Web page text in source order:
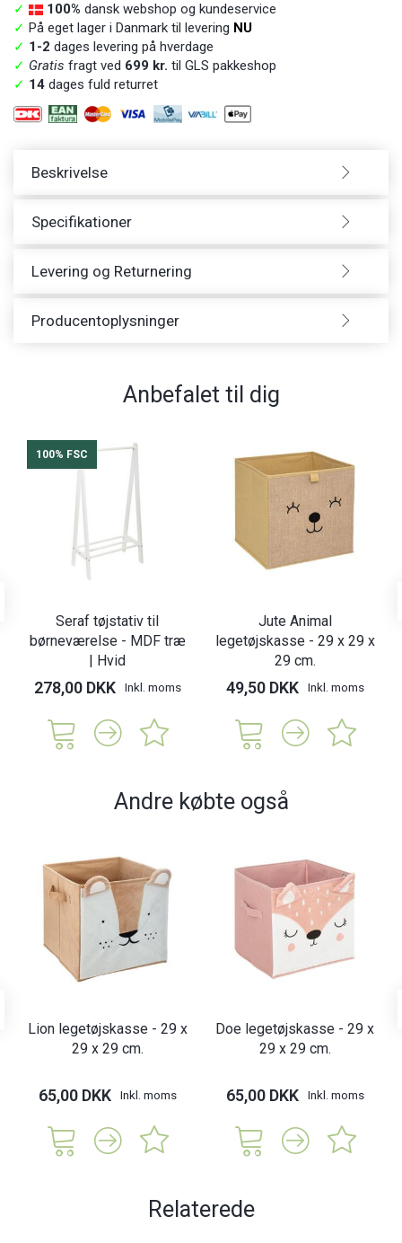
✓ 100% dansk webshop og kundeservice
✓ På eget lager i Danmark til levering NU
✓ 1-2 dages levering på hverdage
✓ Gratis fragt ved 699 kr. til GLS pakkeshop
✓ 14 dages fuld returret
Beskrivelse
Specifikationer
Levering og Returnering
Producentoplysninger
Anbefalet til dig
100% FSC
Seraf tøjstativ til
børneværelse - MDF træ
| Hvid
278,00 DKK Inkl. moms
Jute Animal
legetøjskasse - 29 x 29 x
29 cm.
49,50 DKK Inkl. moms
Andre købte også
Lion legetøjskasse - 29 x
29 x 29 cm.
65,00 DKK Inkl. moms
Doe legetøjskasse - 29 x
29 x 29 cm.
65,00 DKK Inkl. moms
Relaterede